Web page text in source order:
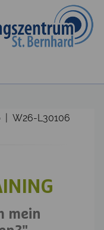
| W26-L30106
mein